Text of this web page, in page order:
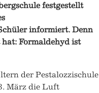
festgestellt
informiert. Denn
Formaldehyd ist
der Pestalozzischule
März die Luft